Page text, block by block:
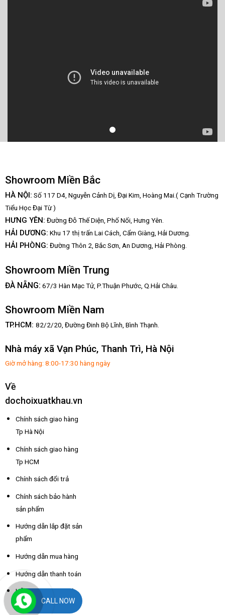
Showroom Miền Bắc
HÀ NỘI: Số 117 D4, Nguyễn Cảnh Dị, Đại Kim, Hoàng Mai.( Cạnh Trường
Tiểu Học Đại Từ )
HƯNG YÊN: Đường Đỗ Thế Diện, Phố Nối, Hưng Yên.
HẢI DƯƠNG: Khu 17 thị trấn Lai Cách, Cẩm Giàng, Hải Dương.
HẢI PHÒNG: Đường Thôn 2, Bắc Sơn, An Dương, Hải Phòng.
Showroom Miền Trung
ĐÀ NẴNG: 67/3 Hàn Mạc Tử, P.Thuận Phước, Q.Hải Châu.
Showroom Miền Nam
TP.HCM: 82/2/20, Đường Đinh Bộ Lĩnh, Bình Thạnh.
Nhà máy xã Vạn Phúc, Thanh Trì, Hà Nội
Giờ mở hàng: 8:00-17:30 hàng ngày
Về
dochoixuatkhau.vn
Chính sách giao hàng
Tp Hà Nội
Chính sách giao hàng
Tp HCM
Chính sách đổi trả
Chính sách bảo hành
sản phẩm
Hướng dẫn lắp đặt sản
phẩm
Hướng dẫn mua hàng
Hướng dẫn thanh toán
Hỗ trợ thông tin nhà
xe các tỉnhCALL NOW